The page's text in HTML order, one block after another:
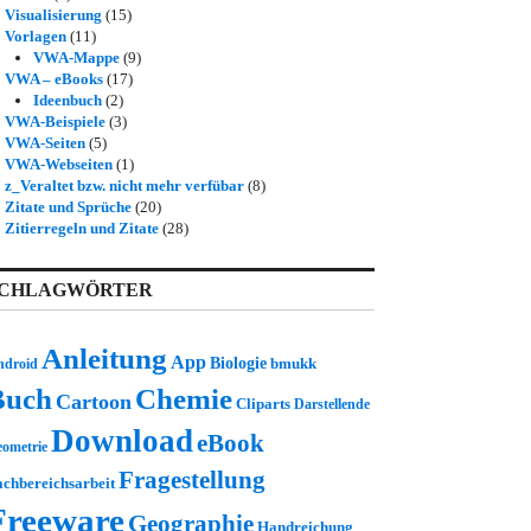
Visualisierung (15)
Vorlagen (11)
VWA-Mappe (9)
VWA – eBooks (17)
Ideenbuch (2)
VWA-Beispiele (3)
VWA-Seiten (5)
VWA-Webseiten (1)
z_Veraltet bzw. nicht mehr verfübar (8)
Zitate und Sprüche (20)
Zitierregeln und Zitate (28)
Anleitung AppBiologie bmukk
Cartoon Chemie Cliparts Darstellende
DownloadeBook
Fragestellung
Geographie Handreichung